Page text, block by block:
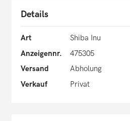
Details
Art
Shiba Inu
Anzeigennr.
475305
Versand
Abholung
Verkauf
Privat